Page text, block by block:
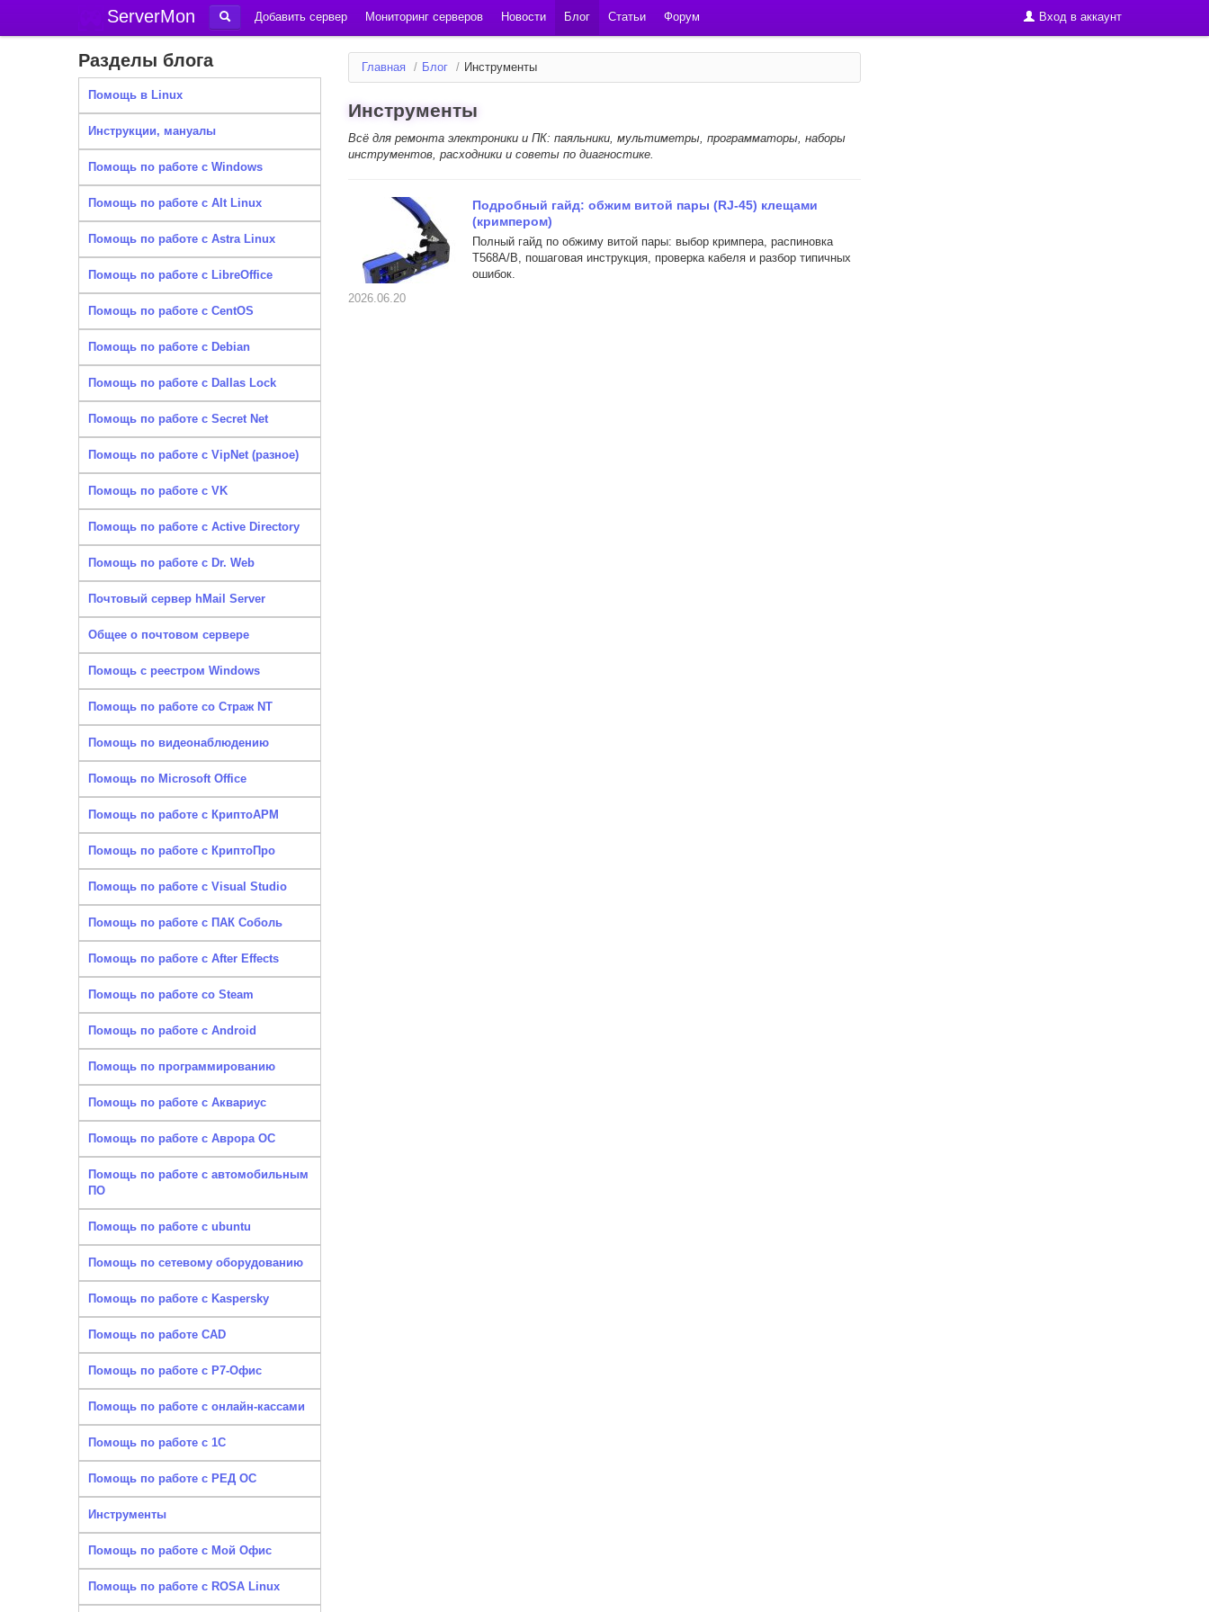
ServerMon Добавить сервер Мониторинг серверов Новости Блог Статьи Форум Вход в аккаунт
Разделы блога
Помощь в Linux
Инструкции, мануалы
Помощь по работе с Windows
Помощь по работе с Alt Linux
Помощь по работе с Astra Linux
Помощь по работе с LibreOffice
Помощь по работе с CentOS
Помощь по работе с Debian
Помощь по работе с Dallas Lock
Помощь по работе с Secret Net
Помощь по работе с VipNet (разное)
Помощь по работе с VK
Помощь по работе с Active Directory
Помощь по работе с Dr. Web
Почтовый сервер hMail Server
Общее о почтовом сервере
Помощь с реестром Windows
Помощь по работе со Страж NT
Помощь по видеонаблюдению
Помощь по Microsoft Office
Помощь по работе с КриптоАРМ
Помощь по работе с КриптоПро
Помощь по работе с Visual Studio
Помощь по работе с ПАК Соболь
Помощь по работе с After Effects
Помощь по работе со Steam
Помощь по работе с Android
Помощь по программированию
Помощь по работе с Аквариус
Помощь по работе с Аврора ОС
Помощь по работе с автомобильным
ПО
Помощь по работе с ubuntu
Помощь по сетевому оборудованию
Помощь по работе с Kaspersky
Помощь по работе CAD
Помощь по работе с Р7-Офис
Помощь по работе с онлайн-кассами
Помощь по работе с 1С
Помощь по работе с РЕД ОС
Инструменты
Помощь по работе с Мой Офис
Помощь по работе с ROSA Linux
Главная / Блог / Инструменты
Инструменты
Всё для ремонта электроники и ПК: паяльники, мультиметры, программаторы, наборы
инструментов, расходники и советы по диагностике.
Подробный гайд: обжим витой пары (RJ-45) клещами
(кримпером)
Полный гайд по обжиму витой пары: выбор кримпера, распиновка
T568A/B, пошаговая инструкция, проверка кабеля и разбор типичных
ошибок.
2026.06.20